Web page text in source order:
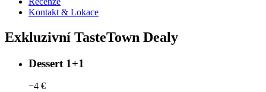
Kontakt & Lokace
Exkluzivní TasteTown Dealy
Dessert 1+1
−4 €